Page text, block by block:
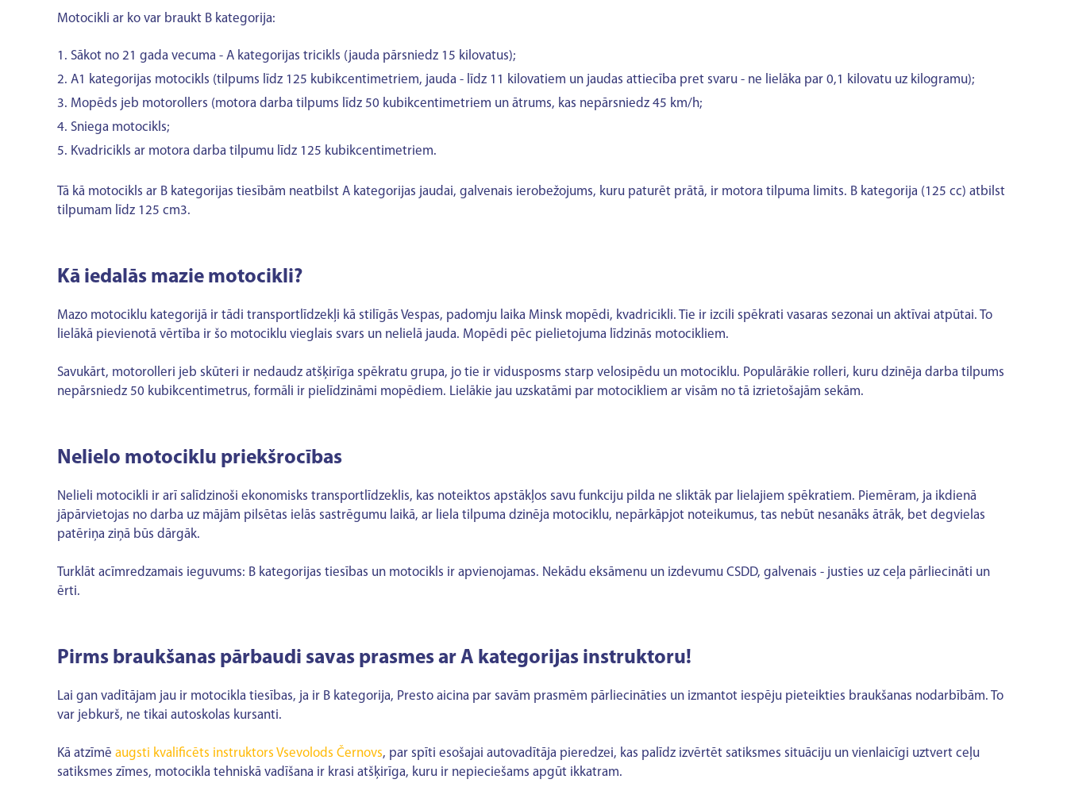
Motocikli ar ko var braukt B kategorija:
Sākot no 21 gada vecuma - A kategorijas tricikls (jauda pārsniedz 15 kilovatus);
A1 kategorijas motocikls (tilpums līdz 125 kubikcentimetriem, jauda - līdz 11 kilovatiem un jaudas attiecība pret svaru - ne lielāka par 0,1 kilovatu uz kilogramu);
Mopēds jeb motorollers (motora darba tilpums līdz 50 kubikcentimetriem un ātrums, kas nepārsniedz 45 km/h;
Sniega motocikls;
Kvadricikls ar motora darba tilpumu līdz 125 kubikcentimetriem.
Tā kā motocikls ar B kategorijas tiesībām neatbilst A kategorijas jaudai, galvenais ierobežojums, kuru paturēt prātā, ir motora tilpuma limits. B kategorija (125 cc) atbilst
tilpumam līdz 125 cm3.
Kā iedalās mazie motocikli?
Mazo motociklu kategorijā ir tādi transportlīdzekļi kā stilīgās Vespas, padomju laika Minsk mopēdi, kvadricikli. Tie ir izcili spēkrati vasaras sezonai un aktīvai atpūtai. To
lielākā pievienotā vērtība ir šo motociklu vieglais svars un nelielā jauda. Mopēdi pēc pielietojuma līdzinās motocikliem.
Savukārt, motorolleri jeb skūteri ir nedaudz atšķirīga spēkratu grupa, jo tie ir vidusposms starp velosipēdu un motociklu. Populārākie rolleri, kuru dzinēja darba tilpums
nepārsniedz 50 kubikcentimetrus, formāli ir pielīdzināmi mopēdiem. Lielākie jau uzskatāmi par motocikliem ar visām no tā izrietošajām sekām.
Nelielo motociklu priekšrocības
Nelieli motocikli ir arī salīdzinoši ekonomisks transportlīdzeklis, kas noteiktos apstākļos savu funkciju pilda ne sliktāk par lielajiem spēkratiem. Piemēram, ja ikdienā
jāpārvietojas no darba uz mājām pilsētas ielās sastrēgumu laikā, ar liela tilpuma dzinēja motociklu, nepārkāpjot noteikumus, tas nebūt nesanāks ātrāk, bet degvielas
patēriņa ziņā būs dārgāk.
Turklāt acīmredzamais ieguvums: B kategorijas tiesības un motocikls ir apvienojamas. Nekādu eksāmenu un izdevumu CSDD, galvenais - justies uz ceļa pārliecināti un
ērti.
Pirms braukšanas pārbaudi savas prasmes ar A kategorijas instruktoru!
Lai gan vadītājam jau ir motocikla tiesības, ja ir B kategorija, Presto aicina par savām prasmēm pārliecināties un izmantot iespēju pieteikties braukšanas nodarbībām. To
var jebkurš, ne tikai autoskolas kursanti.
Kā atzīmē augsti kvalificēts instruktors Vsevolods Černovs, par spīti esošajai autovadītāja pieredzei, kas palīdz izvērtēt satiksmes situāciju un vienlaicīgi uztvert ceļu
satiksmes zīmes, motocikla tehniskā vadīšana ir krasi atšķirīga, kuru ir nepieciešams apgūt ikkatram.